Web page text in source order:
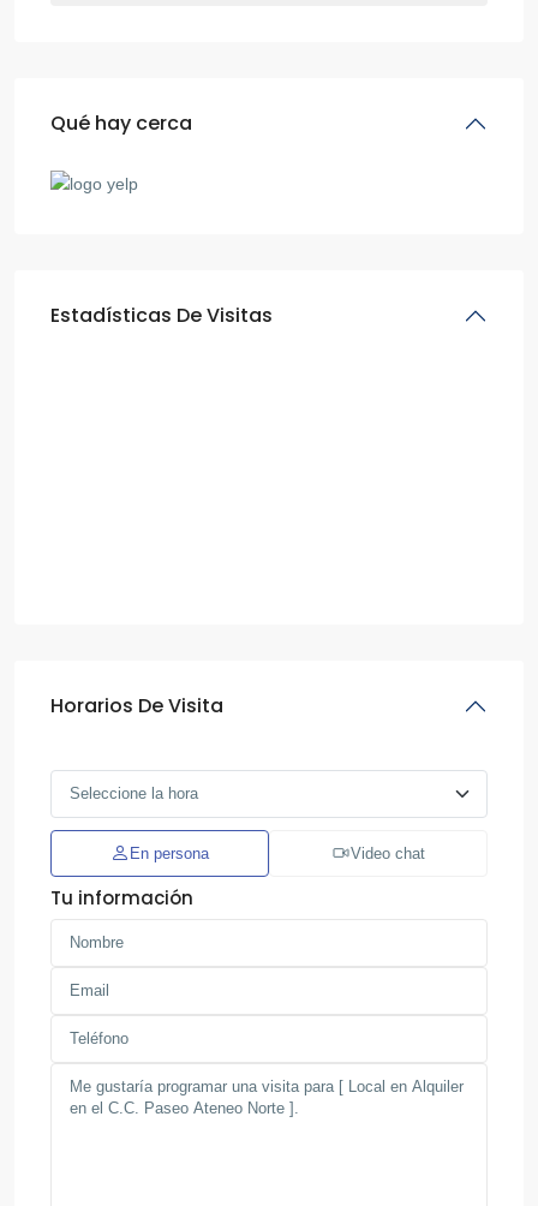
Qué hay cerca
Estadísticas De Visitas
Horarios De Visita
En persona Video chat
Tu información